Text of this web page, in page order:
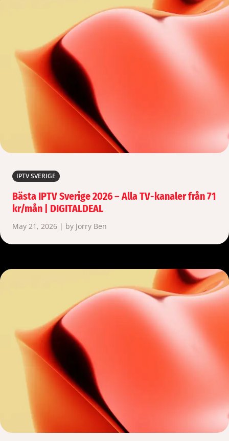
IPTV SVERIGE
Bästa IPTV Sverige 2026 – Alla TV-kanaler från 71
kr/mån | DIGITALDEAL
May 21, 2026 | by Jorry Ben